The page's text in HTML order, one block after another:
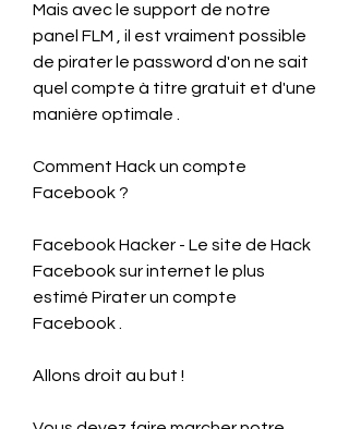
Mais avec le support de notre
panel FLM , il est vraiment possible
de pirater le password d'on ne sait
quel compte à titre gratuit et d'une
manière optimale .
Comment Hack un compte
Facebook ?
Facebook Hacker - Le site de Hack
Facebook sur internet le plus
estimé Pirater un compte
Facebook .
Allons droit au but !